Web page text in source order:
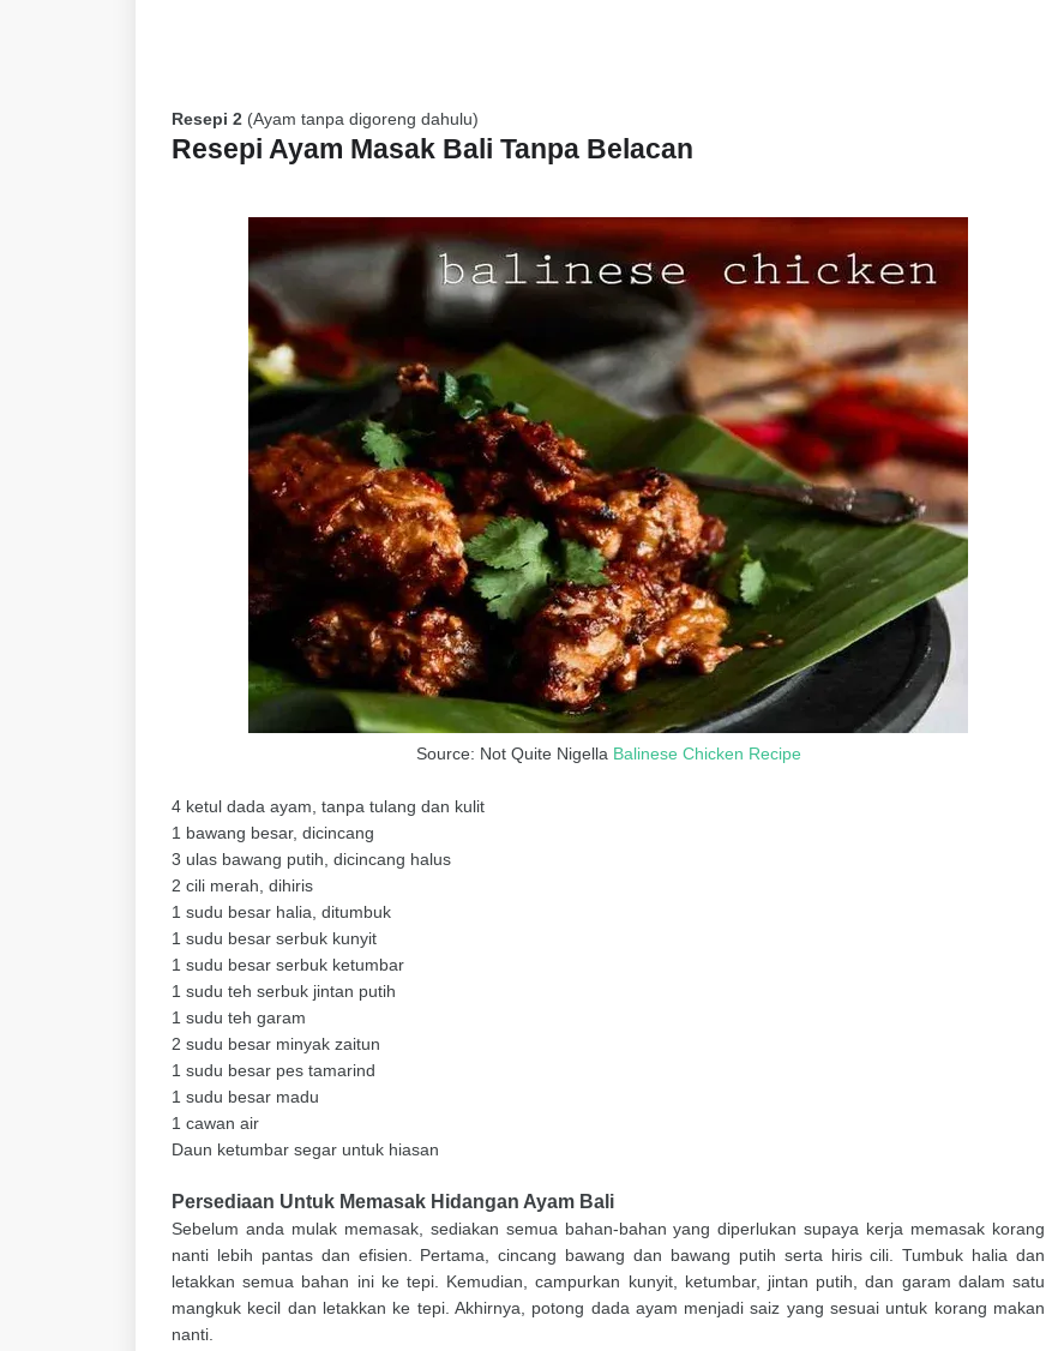
Resepi 2 (Ayam tanpa digoreng dahulu)
Resepi Ayam Masak Bali Tanpa Belacan
Source: Not Quite Nigella Balinese Chicken Recipe
4 ketul dada ayam, tanpa tulang dan kulit
1 bawang besar, dicincang
3 ulas bawang putih, dicincang halus
2 cili merah, dihiris
1 sudu besar halia, ditumbuk
1 sudu besar serbuk kunyit
1 sudu besar serbuk ketumbar
1 sudu teh serbuk jintan putih
1 sudu teh garam
2 sudu besar minyak zaitun
1 sudu besar pes tamarind
1 sudu besar madu
1 cawan air
Daun ketumbar segar untuk hiasan
Persediaan Untuk Memasak Hidangan Ayam Bali
Sebelum anda mulak memasak, sediakan semua bahan-bahan yang diperlukan supaya kerja memasak korang
nanti lebih pantas dan efisien. Pertama, cincang bawang dan bawang putih serta hiris cili. Tumbuk halia dan
letakkan semua bahan ini ke tepi. Kemudian, campurkan kunyit, ketumbar, jintan putih, dan garam dalam satu
mangkuk kecil dan letakkan ke tepi. Akhirnya, potong dada ayam menjadi saiz yang sesuai untuk korang makan
nanti.